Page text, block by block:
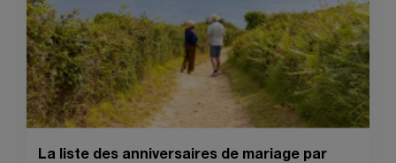
La liste des anniversaires de mariage par